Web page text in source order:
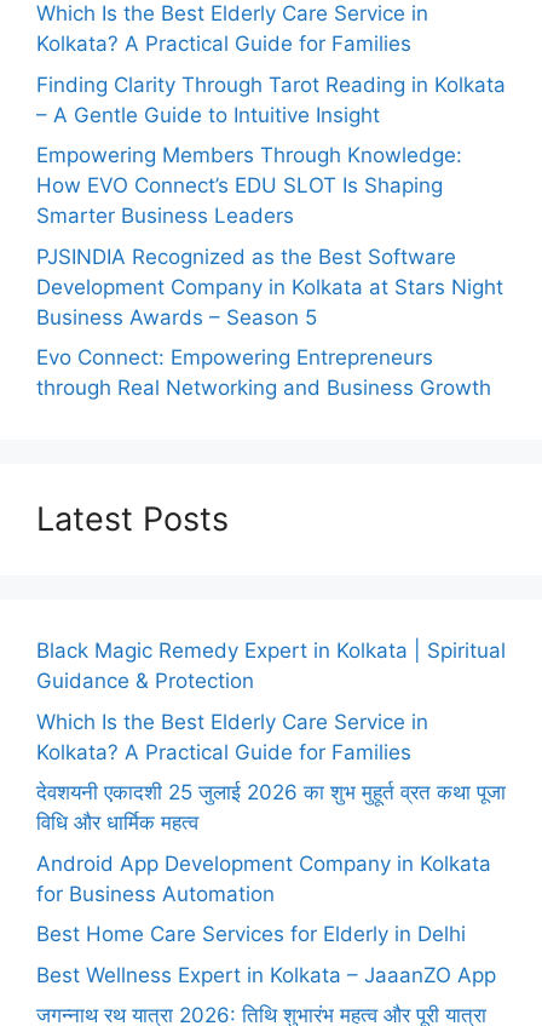
Which Is the Best Elderly Care Service in
Kolkata? A Practical Guide for Families
Finding Clarity Through Tarot Reading in Kolkata
– A Gentle Guide to Intuitive Insight
Empowering Members Through Knowledge:
How EVO Connect’s EDU SLOT Is Shaping
Smarter Business Leaders
PJSINDIA Recognized as the Best Software
Development Company in Kolkata at Stars Night
Business Awards – Season 5
Evo Connect: Empowering Entrepreneurs
through Real Networking and Business Growth
Latest Posts
Black Magic Remedy Expert in Kolkata | Spiritual
Guidance & Protection
Which Is the Best Elderly Care Service in
Kolkata? A Practical Guide for Families
देवशयनी एकादशी 25 जुलाई 2026 का शुभ मुहूर्त व्रत कथा पूजा
विधि और धार्मिक महत्व
Android App Development Company in Kolkata
for Business Automation
Best Home Care Services for Elderly in Delhi
Best Wellness Expert in Kolkata – JaaanZO App
जगन्नाथ रथ यात्रा 2026: तिथि शुभारंभ महत्व और पूरी यात्रा